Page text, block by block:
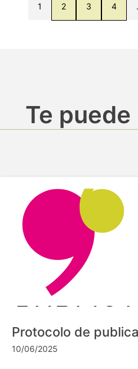
1 2 3 4
Te
Protocolo de
10/06/2025